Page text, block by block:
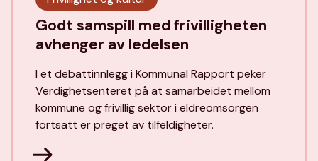
Godt samspill med frivilligheten
avhenger av ledelsen
I et debattinnlegg i Kommunal Rapport peker
Verdighetsenteret på at samarbeidet mellom
kommune og frivillig sektor i eldreomsorgen
fortsatt er preget av tilfeldigheter.